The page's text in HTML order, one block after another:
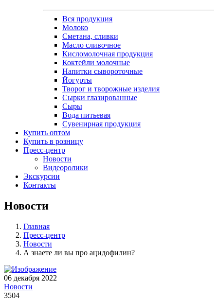
Вся продукция
Молоко
Сметана, сливки
Масло сливочное
Кисломолочная продукция
Коктейли молочные
Напитки сывороточные
Йогурты
Творог и творожные изделия
Сырки глазированные
Сыры
Вода питьевая
Сувенирная продукция
Купить оптом
Купить в розницу
Пресс-центр
Новости
Видеоролики
Экскурсии
Контакты
Новости
Главная
Пресс-центр
Новости
А знаете ли вы про ацидофилин?
06 декабря 2022
Новости
3504